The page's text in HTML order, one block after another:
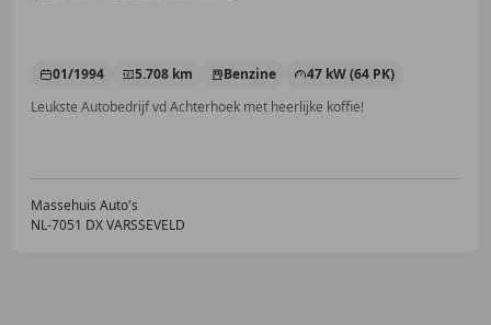
01/1994 5.708 km Benzine
47 kW (64 PK)
Leukste Autobedrijf vd Achterhoek met heerlijke koffie!
Massehuis Auto's
NL-7051 DX VARSSEVELD